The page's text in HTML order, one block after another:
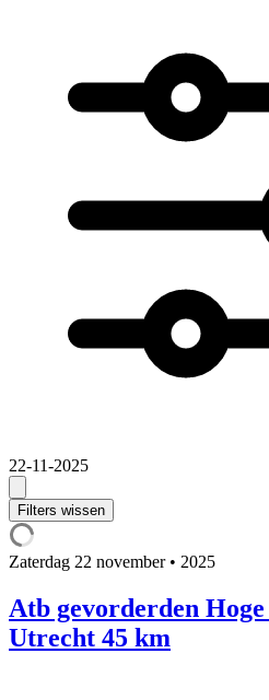
22-11-2025
Filters wissen
Zaterdag 22 november • 2025
Atb gevorderden
Utrecht 45 km